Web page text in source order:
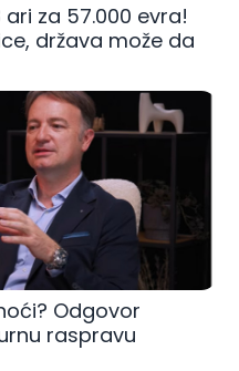
za 57.000 evra!
država može da
Odgovor
raspravu